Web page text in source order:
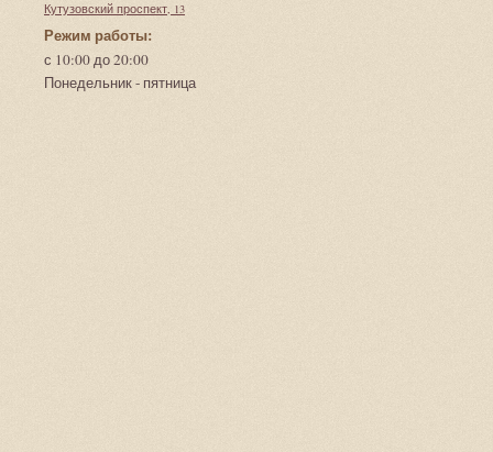
Кутузовский проспект, 13
Режим работы:
с 10:00 до 20:00
Понедельник - пятница